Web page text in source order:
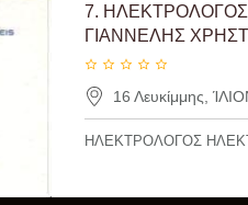
7. ΗΛΕΚΤΡΟΛΟΓΟΣ
ΓΙΑΝΝΕΛΗΣ
16 Λευκίμμης,
ΗΛΕΚΤΡΟΛΟΓΟΣ